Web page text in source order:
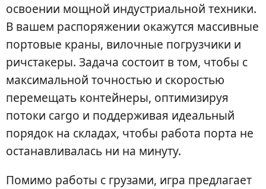
освоении мощной индустриальной техники.
В вашем распоряжении окажутся массивные
портовые краны, вилочные погрузчики и
ричстакеры. Задача состоит в том, чтобы с
максимальной точностью и скоростью
перемещать контейнеры, оптимизируя
потоки cargo и поддерживая идеальный
порядок на складах, чтобы работа порта не
останавливалась ни на минуту.
Помимо работы с грузами, игра предлагает